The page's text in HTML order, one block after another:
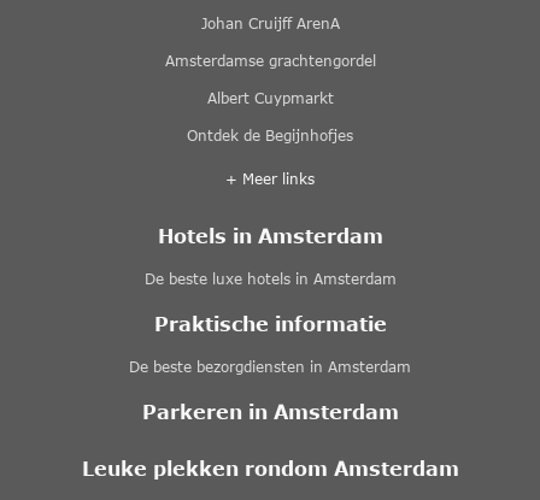
Johan Cruijff ArenA
Amsterdamse grachtengordel
Albert Cuypmarkt
Ontdek de Begijnhofjes
+ Meer links
Hotels in Amsterdam
De beste luxe hotels in Amsterdam
Praktische informatie
De beste bezorgdiensten in Amsterdam
Parkeren in Amsterdam
Leuke plekken rondom Amsterdam